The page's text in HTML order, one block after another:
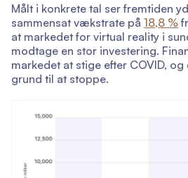
Målt i konkrete tal ser fremtiden
sammensat vækstrate på 18,8 %
at markedet for virtual reality i
modtage en stor investering.
markedet at stige efter COVID,
grund til at stoppe.